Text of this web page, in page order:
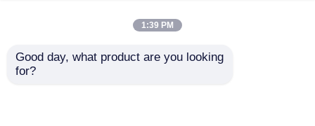
1:39 PM
Good day, what product are you looking
for?